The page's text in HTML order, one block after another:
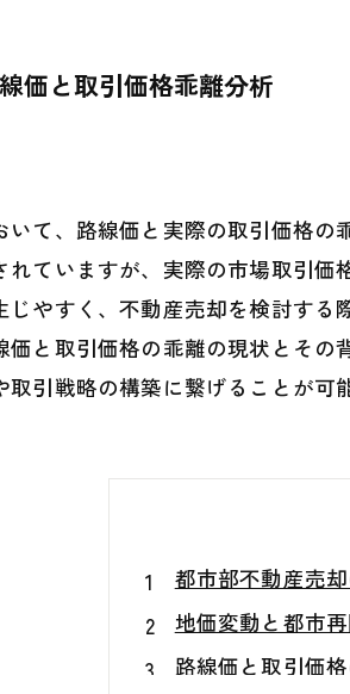
価と取引価格乖離分析
て、路線価と実際の取引価格
れていますが、実際の市場取引
やすく、不動産売却を検討す
と取引価格の乖離の現状とそ
引戦略の構築に繋げることが可
都市部不動産売
地価変動と都市
路線価と取引価